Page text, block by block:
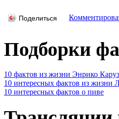
Поделиться
Подборки
10 фактов из жизни Энрико
10 интересных фактов из жизни
10 интересных фактов о пиве